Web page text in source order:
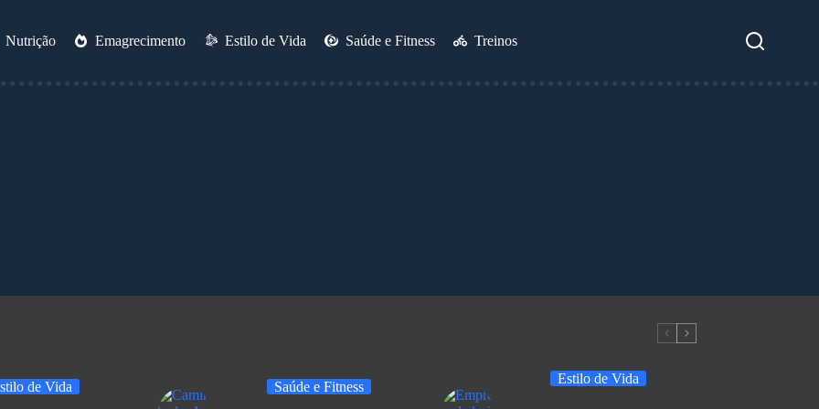
Nutrição Emagrecimento Estilo de Vida Saúde e Fitness Treinos
de Vida Saúde e Fitness
Estilo de Vida